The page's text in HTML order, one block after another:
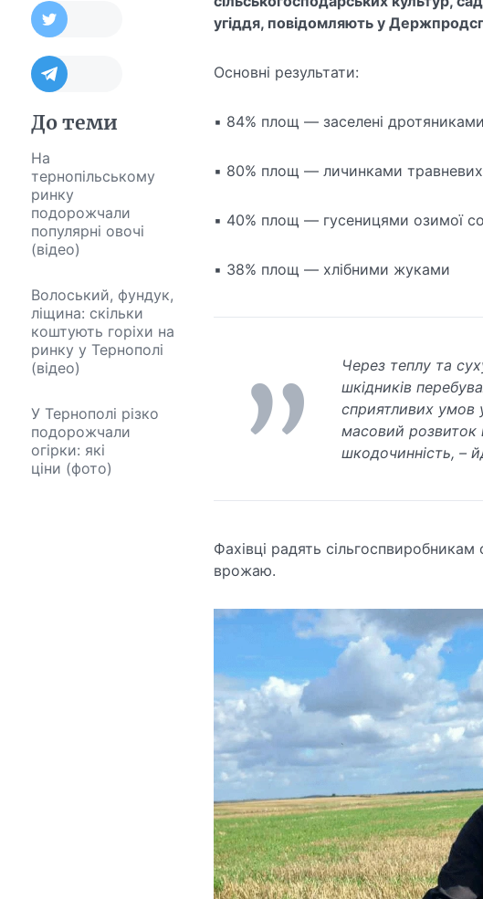
До теми
На
тернопільському
ринку
подорожчали
популярні овочі
(відео)
Волоський, фундук,
ліщина: скільки
коштують горіхи на
ринку у Тернополі
(відео)
У Тернополі різко
подорожчали
огірки: які
ціни (фото)
угіддя, повідомляють у
Основні результати:
▪️ 84% площ — заселені
▪️ 80% площ — личинками травневих
▪️ 40% площ — гусеницями озимої
▪️ 38% площ — хлібними жуками
Через теплу та
шкідників
сприятливих умов
масовий розвиток
шкодочинність, –
Фахівці радять
врожаю.